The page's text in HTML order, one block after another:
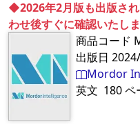
◆2026年2月版も出版さ
わせ後すぐに確認いたしま
商品コード
出版日
Mordor
英文 180ペ